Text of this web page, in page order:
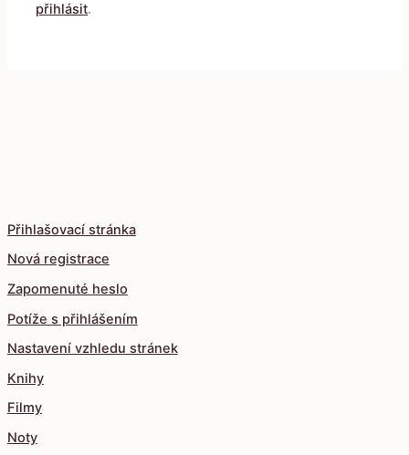
Přihlašovací stránka
Nová registrace
Zapomenuté heslo
Potíže s přihlášením
Nastavení vzhledu stránek
Knihy
Filmy
Noty
přihlásit.